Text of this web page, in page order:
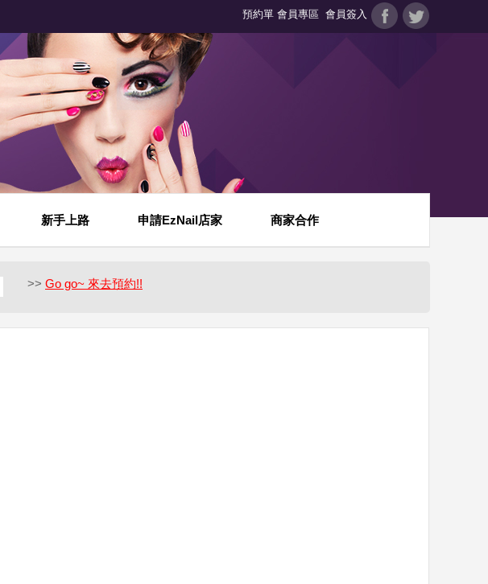
預約單 會員專區 會員簽入
新手上路 申請EzNail店家 商家合作
>> Go go~ 來去預約!!